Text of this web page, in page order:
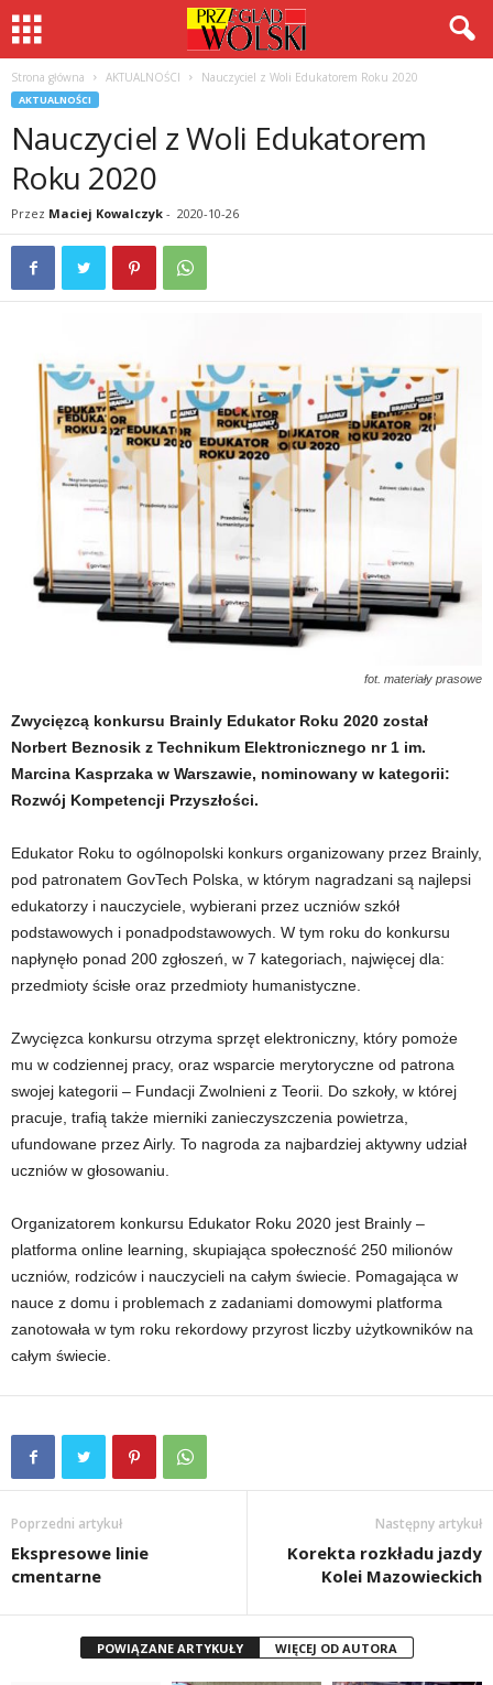
Strona główna AKTUALNOŚCI Nauczyciel z Woli Edukatorem Roku 2020
AKTUALNOŚCI
Nauczyciel z Woli Edukatorem
Roku 2020
Przez Maciej Kowalczyk - 2020-10-26
fot. materiały prasowe
Zwycięzcą konkursu Brainly Edukator Roku 2020 został
Norbert Beznosik z Technikum Elektronicznego nr 1 im.
Marcina Kasprzaka w Warszawie, nominowany w kategorii:
Rozwój Kompetencji Przyszłości.
Edukator Roku to ogólnopolski konkurs organizowany przez Brainly,
pod patronatem GovTech Polska, w którym nagradzani są najlepsi
edukatorzy i nauczyciele, wybierani przez uczniów szkół
podstawowych i ponadpodstawowych. W tym roku do konkursu
napłynęło ponad 200 zgłoszeń, w 7 kategoriach, najwięcej dla:
przedmioty ścisłe oraz przedmioty humanistyczne.
Zwycięzca konkursu otrzyma sprzęt elektroniczny, który pomoże
mu w codziennej pracy, oraz wsparcie merytoryczne od patrona
swojej kategorii – Fundacji Zwolnieni z Teorii. Do szkoły, w której
pracuje, trafią także mierniki zanieczyszczenia powietrza,
ufundowane przez Airly. To nagroda za najbardziej aktywny udział
uczniów w głosowaniu.
Organizatorem konkursu Edukator Roku 2020 jest Brainly –
platforma online learning, skupiająca społeczność 250 milionów
uczniów, rodziców i nauczycieli na całym świecie. Pomagająca w
nauce z domu i problemach z zadaniami domowymi platforma
zanotowała w tym roku rekordowy przyrost liczby użytkowników na
całym świecie.
Poprzedni artykuł
Ekspresowe linie
cmentarne
Następny artykuł
Korekta rozkładu jazdy
Kolei Mazowieckich
POWIĄZANE ARTYKUŁY WIĘCEJ OD AUTORA